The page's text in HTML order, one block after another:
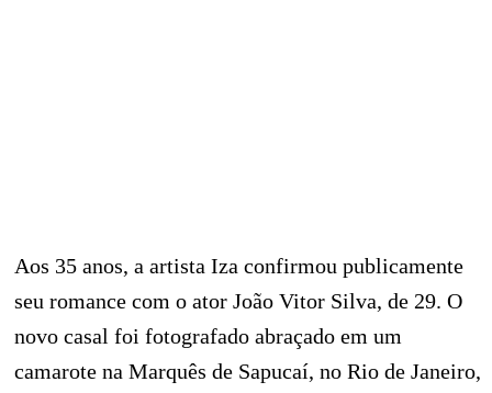
Aos 35 anos, a artista Iza confirmou publicamente
seu romance com o ator João Vitor Silva, de 29. O
novo casal foi fotografado abraçado em um
camarote na Marquês de Sapucaí, no Rio de Janeiro,